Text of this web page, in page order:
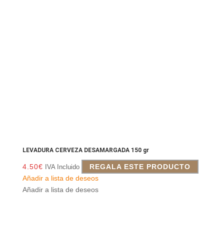
LEVADURA CERVEZA DESAMARGADA 150 gr
4.50€ IVA Incluido
REGALA ESTE PRODUCTO
Añadir a lista de deseos
Añadir a lista de deseos